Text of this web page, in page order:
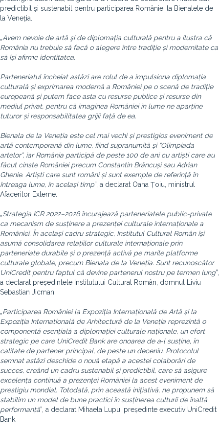
predictibil și sustenabil pentru participarea României la Bienalele de
la Veneția.
„Avem nevoie de artă şi de diplomația culturală pentru a ilustra că
România nu trebuie să facă o alegere între tradiție și modernitate ca
să își afirme identitatea.
Parteneriatul încheiat astăzi are rolul de a impulsiona diplomația
culturală și exprimarea modernă a României pe o scenă de tradiție
europeană și putem face asta cu resurse publice și resurse din
mediul privat, pentru că imaginea României în lume ne aparține
tuturor și responsabilitatea grijii față de ea.
Bienala de la Veneția este cel mai vechi și prestigios eveniment de
artă contemporană din lume, fiind supranumită și “Olimpiada
artelor”, iar România participă de peste 100 de ani cu artiști care au
făcut cinste României precum Constantin Brâncuși sau Adrian
Ghenie. Artiști care sunt români și sunt exemple de referință în
întreaga lume, în același timp”, a declarat Oana Țoiu, ministrul
Afacerilor Externe.
„Strategia ICR 2022–2026 încurajează parteneriatele public-private
ca mecanism de susținere a prezenței culturale internaționale a
României. În același cadru strategic, Institutul Cultural Român își
asumă consolidarea relațiilor culturale internaționale prin
parteneriate durabile și o prezență activă pe marile platforme
culturale globale, precum Bienala de la Veneția. Sunt recunoscător
UniCredit pentru faptul că devine partenerul nostru pe termen lung”,
a declarat președintele Institutului Cultural Român, domnul Liviu
Sebastian Jicman.
„Participarea României la Expoziția Internațională de Artă și la
Expoziția Internațională de Arhitectură de la Veneția reprezintă o
componentă esențială a diplomației culturale naționale, un efort
strategic pe care UniCredit Bank are onoarea de a‑l susține, în
calitate de partener principal, de peste un deceniu. Protocolul
semnat astăzi deschide o nouă etapă a acestei colaborări de
succes, creând un cadru sustenabil și predictibil, care să asigure
excelența continuă a prezenței României la acest eveniment de
prestigiu mondial. Totodată, prin această inițiativă, ne propunem să
stabilim un model de bune practici în susținerea culturii de înaltă
performanță”, a declarat Mihaela Lupu, președinte executiv UniCredit
Bank.